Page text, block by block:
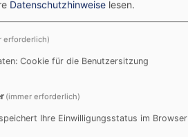
Datenschutzhinweise lesen.
erforderlich)
Cookie für die Benutzersitzung
(immer erforderlich)
Ihre Einwilligungsstatus im Browser